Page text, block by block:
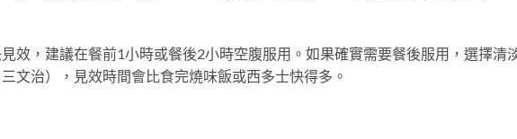
效，建議在餐前1小時或餐後2小時空腹服用。如果確實需要餐後服用，選擇清
文治），見效時間會比食完燒味飯或西多士快得多。